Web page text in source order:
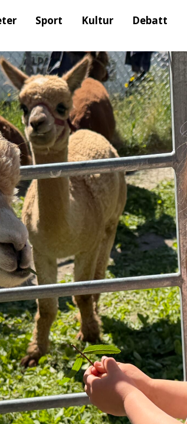
Sport Kultur Debatt